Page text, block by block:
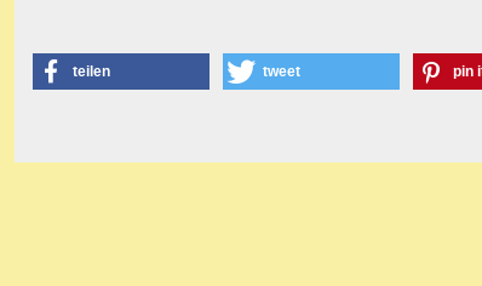
teilen tweet pin